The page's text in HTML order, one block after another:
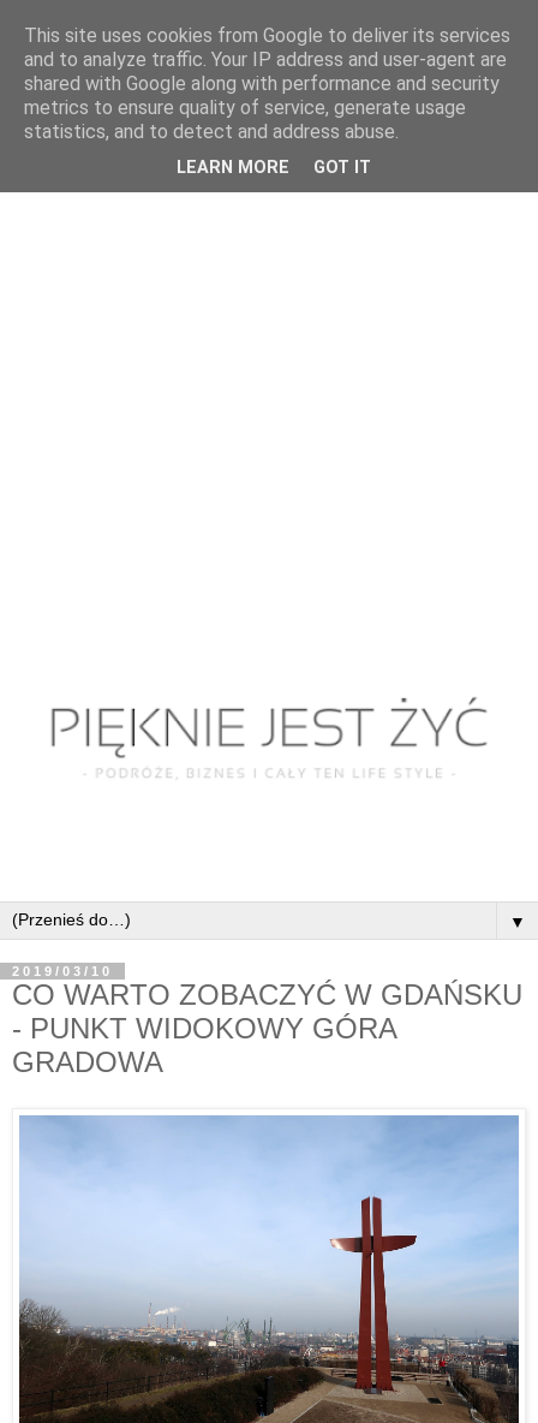
▼
2019/03/10
CO WARTO ZOBACZYĆ W GDAŃSKU
- PUNKT WIDOKOWY GÓRA
GRADOWA
This site uses cookies from Google to deliver its services
and to analyze traffic. Your IP address and user-agent are
shared with Google along with performance and security
metrics to ensure quality of service, generate usage
statistics, and to detect and address abuse.
LEARN MORE GOT IT